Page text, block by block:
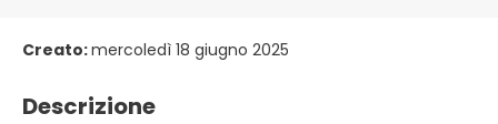
Creato:mercoledì 18 giugno 2025
Descrizione